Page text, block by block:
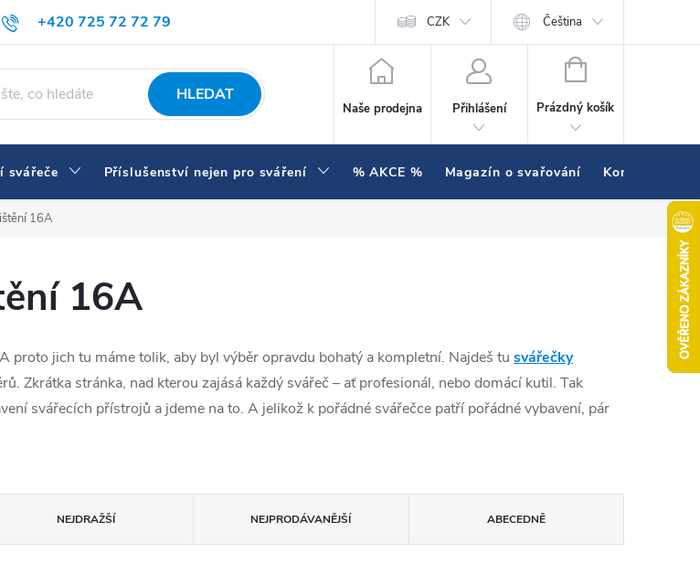
+420 725 72 72 79
eshop@svarecikukla.cz
Proč nakupovat u nás Hodnocení obchodu
CZK Čeština
HLEDAT
Naše prodejna Přihlášení
NÁKUPNÍ KOŠÍK
Prázdný košík
svářeče Příslušenství nejen pro sváření % AKCE % Magazín o svařování Kontakty
16A
16A
proto jich tu máme tolik, aby byl výběr opravdu bohatý a kompletní. Najdeš tu svářečky
Zkrátka stránka, nad kterou zajásá každý svářeč – ať profesionál, nebo domácí kutil. Tak
svářecích přístrojů a jdeme na to. A jelikož k pořádné svářečce patří pořádné vybavení, pár
NEJDRAŽŠÍ NEJPRODÁVANĚJŠÍ ABECEDNĚ